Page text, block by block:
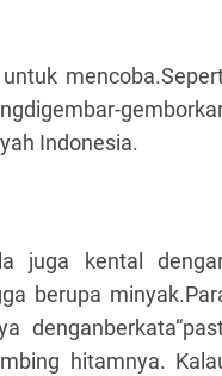
Indonesia.
juga kental
berupa
hitamnya.